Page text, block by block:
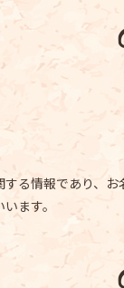
る情報であり、
ます。